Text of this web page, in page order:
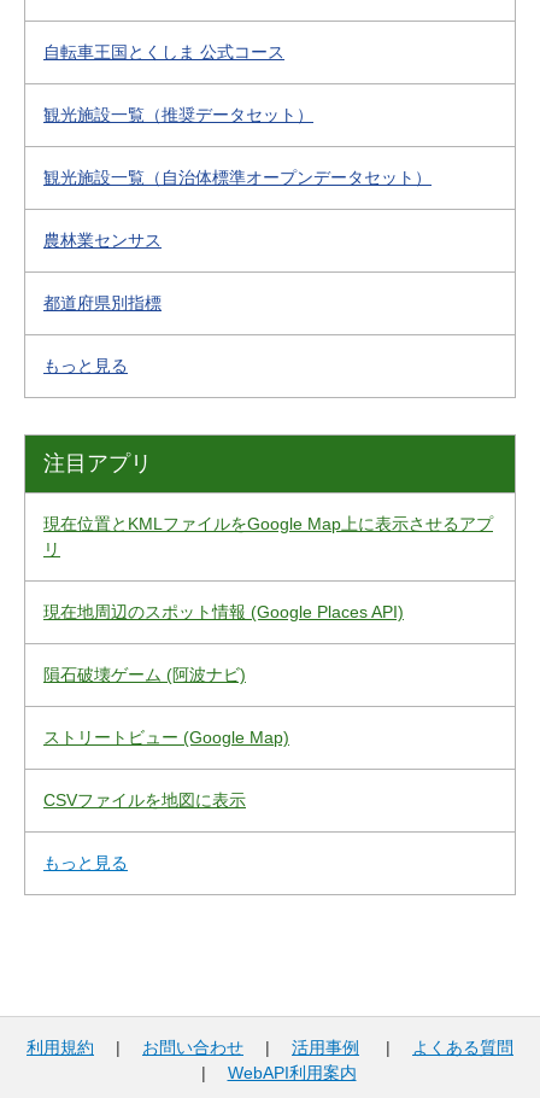
自転車王国とくしま 公式コース
観光施設一覧（推奨データセット）
観光施設一覧（自治体標準オープンデータセット）
農林業センサス
都道府県別指標
もっと見る
注目アプリ
現在位置とKMLファイルをGoogle Map上に表示させるアプ
リ
現在地周辺のスポット情報 (Google Places API)
隕石破壊ゲーム (阿波ナビ)
ストリートビュー (Google Map)
CSVファイルを地図に表示
もっと見る
利用規約 | お問い合わせ | 活用事例 |
よくある質問
| WebAPI利用案内